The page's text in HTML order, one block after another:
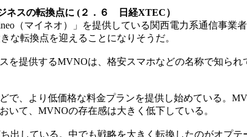
ネスの転換点に (２．６ 日経XTEC）
（マイネオ）」を提供している関西電力系通信事業
な転換点を迎えることになりそうだ。
提供するMVNOは、格安スマホなどの名称で知ら
、より低価格な料金プランを提供し始めている。
いて、MVNOの存在感は大きく低下している。
している。中でも戦略を大きく転換したのがオプテ